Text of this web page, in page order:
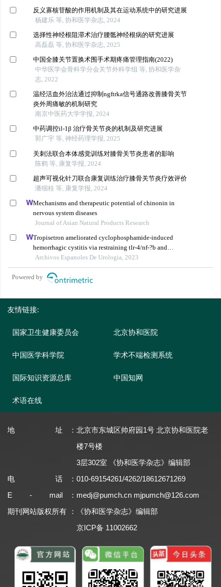
反义寡核苷酸的作用机制及其在运动系统中的研究进展
杨建乐 等, 协和医学杂志, 2024
选择性神经根阻滞术治疗腰骶神经根病的研究进展
高磊磊 等, 协和医学杂志, 2025
中国全膝关节置换术围手术期疼痛管理指南(2022)
中华医学会骨科学分会关节外科学组 等, 协和医学杂
志, 2022
温经活血外治法通过抑制ngftrka信号通路改善膝骨关节
炎外周痛敏的机制研究
南京中医药大学学报, 2024
中药调控il-1β 治疗骨关节炎的机制及研究进展
郭广宇 等, 神经药理学报, 2025
关刺法联合本体感觉训练对膝骨关节炎患者的影响
陈鹤 等, 康复学报, 2024
超声可视化针刀联合康复训练治疗膝骨关节炎疗效评价
潘细桂 等, 康复学报, 2024
Mechanisms and therapeutic potential of chinonin in
nervous system diseases
Journal of Asian Natural Products Research
Tropisetron ameliorated cyclophosphamide-induced
hemorrhagic cystitis via restraining tlr-4/nf-?b and
jak1/stat3 signaling pathways
Archivos Espanoles De Urologia, 2023
Powered by
友情链接:
国家卫生健康委员会 北京协和医院
中国医学科学院 学术不端检测系统
国际知识资源总库 中国知网
术语在线
地址 ： 北京市东城区帅府园1号 北京协和医院老
楼7号楼
3层302室 《协和医学杂志》编辑部
电话
： 010-69154261/4262/18612671269
E - mail
： medj@pumch.cn mjpumch@126.com
期刊网站版权所有
：
《协和医学杂志》编辑部
京ICP备 11002662